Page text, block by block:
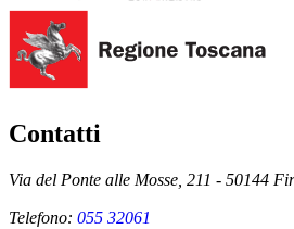
Contatti
Via del Ponte alle Mosse, 211 - 50144
Telefono: 055 32061